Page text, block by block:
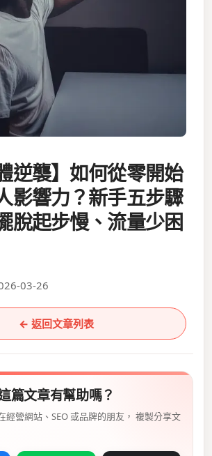
逆襲】如何從零開始
影響力？新手五步驟
脫起步慢、流量少困
03-26
← 返回文章列表
篇文章有幫助嗎？
經營網站、SEO 或品牌的朋友， 複製分享文